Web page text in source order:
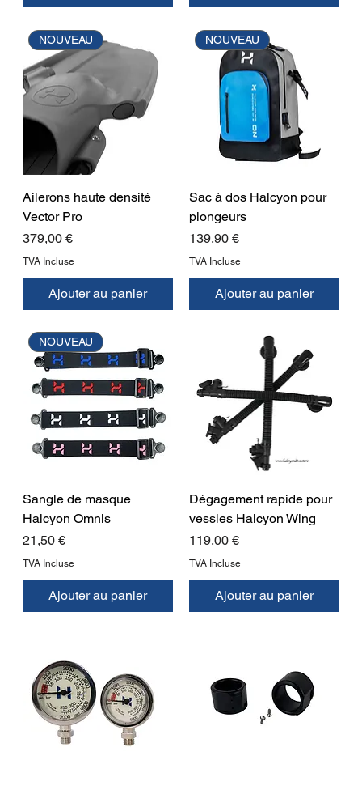
NOUVEAU
Ailerons haute densité
Vector Pro
Prix
379,00 €
TVA Incluse
Ajouter au panier
NOUVEAU
Sac à dos Halcyon pour
plongeurs
Prix
139,90 €
TVA Incluse
Ajouter au panier
NOUVEAU
Sangle de masque
Halcyon Omnis
Prix
21,50 €
TVA Incluse
Ajouter au panier
Dégagement rapide pour
vessies Halcyon Wing
Prix
119,00 €
TVA Incluse
Ajouter au panier